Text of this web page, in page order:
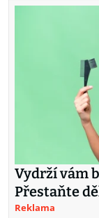
Vydrží vám
Přestaňte
Reklama